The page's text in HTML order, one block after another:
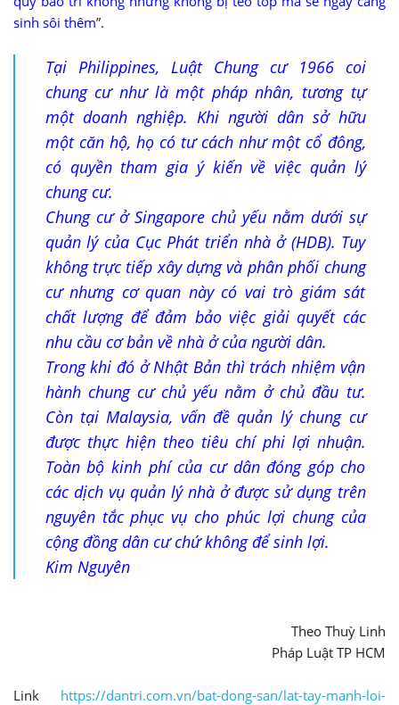
sinh sôi thêm”.
Tại Philippines, Luật Chung cư 1966 coi
chung cư như là một pháp nhân, tương tự
một doanh nghiệp. Khi người dân sở hữu
một căn hộ, họ có tư cách như một cổ đông,
có quyền tham gia ý kiến về việc quản lý
chung cư.
Chung cư ở Singapore chủ yếu nằm dưới sự
quản lý của Cục Phát triển nhà ở (HDB). Tuy
không trực tiếp xây dựng và phân phối chung
cư nhưng cơ quan này có vai trò giám sát
chất lượng để đảm bảo việc giải quyết các
nhu cầu cơ bản về nhà ở của người dân.
Trong khi đó ở Nhật Bản thì trách nhiệm vận
hành chung cư chủ yếu nằm ở chủ đầu tư.
Còn tại Malaysia, vấn đề quản lý chung cư
được thực hiện theo tiêu chí phi lợi nhuận.
Toàn bộ kinh phí của cư dân đóng góp cho
các dịch vụ quản lý nhà ở được sử dụng trên
nguyên tắc phục vụ cho phúc lợi chung của
cộng đồng dân cư chứ không để sinh lợi.
Kim Nguyên
Theo Thuỳ Linh
Pháp Luật TP HCM
Link https://dantri.com.vn/bat-dong-san/lat-tay-manh-loi-